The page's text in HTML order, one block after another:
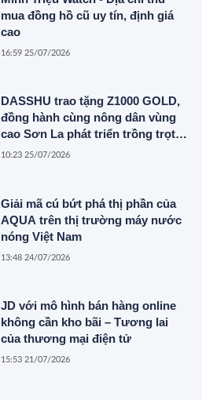
mua đồng hồ cũ uy tín, định giá
cao
16:59 25/07/2026
DASSHU trao tặng Z1000 GOLD,
đồng hành cùng nông dân vùng
cao Sơn La phát triển trồng trọt
bền vững
10:23 25/07/2026
Giải mã cú bứt phá thị phần của
AQUA trên thị trường máy nước
nóng Việt Nam
13:48 24/07/2026
JD với mô hình bán hàng online
không cần kho bãi – Tương lai
của thương mại điện tử
15:53 21/07/2026